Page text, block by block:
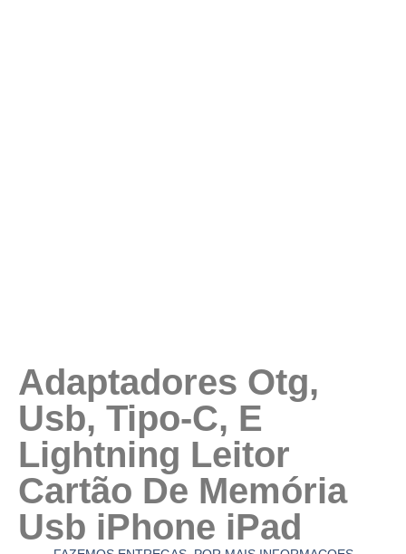
Adaptadores Otg,
Usb, Tipo-C, E
Lightning Leitor
Cartão De Memória
Usb iPhone iPad